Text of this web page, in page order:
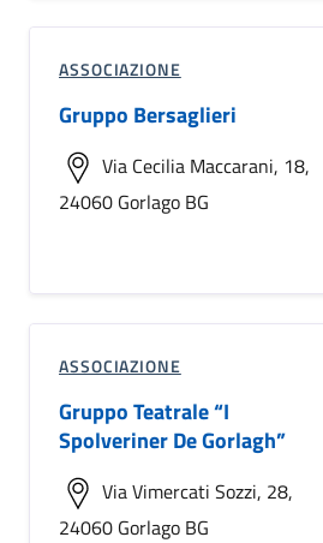
ASSOCIAZIONE
Gruppo Bersaglieri
Via Cecilia Maccarani, 18,
24060 Gorlago BG
ASSOCIAZIONE
Gruppo Teatrale “I
Spolveriner De Gorlagh”
Via Vimercati Sozzi, 28,
24060 Gorlago BG